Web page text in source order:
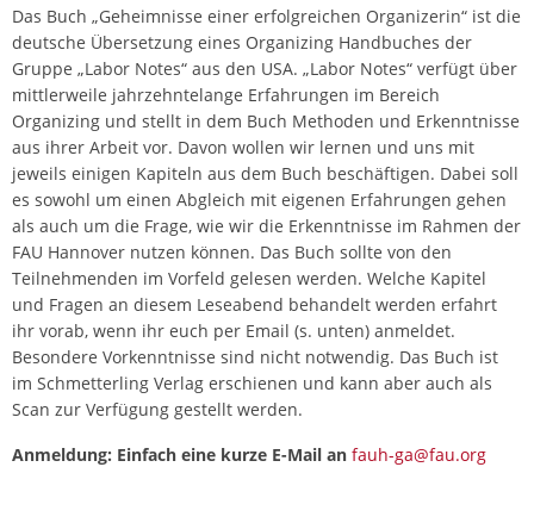
Das Buch „Geheimnisse einer erfolgreichen Organizerin“ ist die
deutsche Übersetzung eines Organizing Handbuches der
Gruppe „Labor Notes“ aus den USA. „Labor Notes“ verfügt über
mittlerweile jahrzehntelange Erfahrungen im Bereich
Organizing und stellt in dem Buch Methoden und Erkenntnisse
aus ihrer Arbeit vor. Davon wollen wir lernen und uns mit
jeweils einigen Kapiteln aus dem Buch beschäftigen. Dabei soll
es sowohl um einen Abgleich mit eigenen Erfahrungen gehen
als auch um die Frage, wie wir die Erkenntnisse im Rahmen der
FAU Hannover nutzen können. Das Buch sollte von den
Teilnehmenden im Vorfeld gelesen werden. Welche Kapitel
und Fragen an diesem Leseabend behandelt werden erfahrt
ihr vorab, wenn ihr euch per Email (s. unten) anmeldet.
Besondere Vorkenntnisse sind nicht notwendig. Das Buch ist
im Schmetterling Verlag erschienen und kann aber auch als
Scan zur Verfügung gestellt werden.
Anmeldung: Einfach eine kurze E-Mail an fauh-ga@fau.org